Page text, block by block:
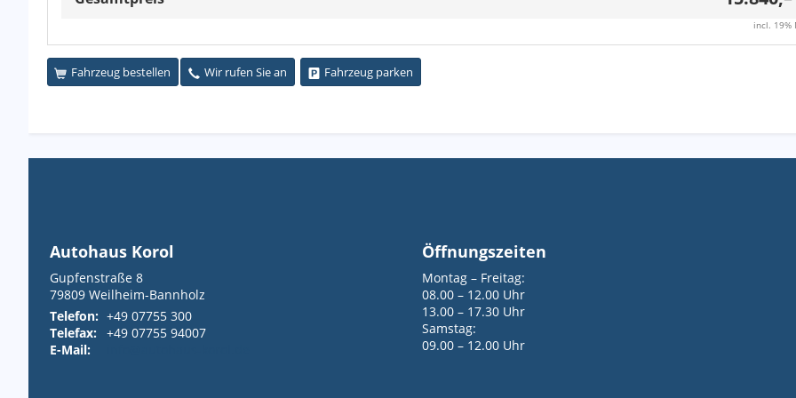
incl. 19%
Fahrzeug bestellen Wir rufen Sie an Fahrzeug parken
Autohaus Korol
Gupfenstraße 8
79809 Weilheim-Bannholz
Telefon: +49 07755 300
Telefax: +49 07755 94007
E-Mail:
Öffnungszeiten
Montag – Freitag:
08.00 – 12.00 Uhr
13.00 – 17.30 Uhr
Samstag:
09.00 – 12.00 Uhr